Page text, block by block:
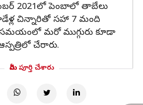
2021లో పెంబాలో తాబేలు
చిన్నారితో సహా 7 మంది
మరో ముగ్గురు కూడా
చేరారు.
మీరు పూర్తి చేశారు